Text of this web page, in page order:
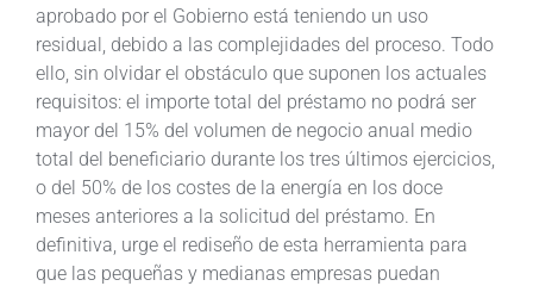
aprobado por el Gobierno está teniendo un uso
residual, debido a las complejidades del proceso. Todo
ello, sin olvidar el obstáculo que suponen los actuales
requisitos: el importe total del préstamo no podrá ser
mayor del 15% del volumen de negocio anual medio
total del beneficiario durante los tres últimos ejercicios,
o del 50% de los costes de la energía en los doce
meses anteriores a la solicitud del préstamo. En
definitiva, urge el rediseño de esta herramienta para
que las pequeñas y medianas empresas puedan